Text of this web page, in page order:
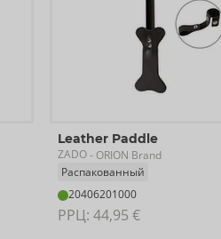
Leather Paddle
ZADO- ORION Brand
Распакованный
20406201000
РРЦ: 44,95 €